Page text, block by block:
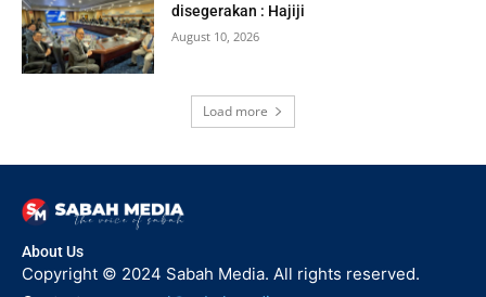
disegerakan : Hajiji
August 10, 2026
Load more
About Us
Copyright © 2024 Sabah Media. All rights reserved.